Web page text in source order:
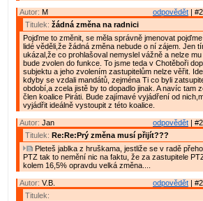
odpovědět |
Autor: M
Titulek: žádná změna na radnici
Pojďme to změnit, se měla správně jmenovat
lidé věděli,že žádná změna nebude o ní zájem. Jen
ukázal,že co prohlašoval nemyslel vážně a nelze
bude zvolen do funkce. To jsme teda v Chotěboři
subjektu a jeho zvolením zastupitelům nelze věřit.
kdyby se vzdali mandátů, zejména Ti co byli
období,a zcela jistě by to dopadlo jinak. A navíc tam
člen koalice Piráti. Bude zajímavé vyjádření od
vyjádřit ideálně vystoupit z této koalice.
odpovědět |
Autor: Jan
Titulek: Re:Re:Prý změna musí přijít???
Pleteš jablka z hruškama, jestliže se v radě
PTZ tak to nemění nic na faktu, že za zastupitele
kolem 16,5% opravdu velká změna....
odpovědět |
Autor: V.B.
Titulek: